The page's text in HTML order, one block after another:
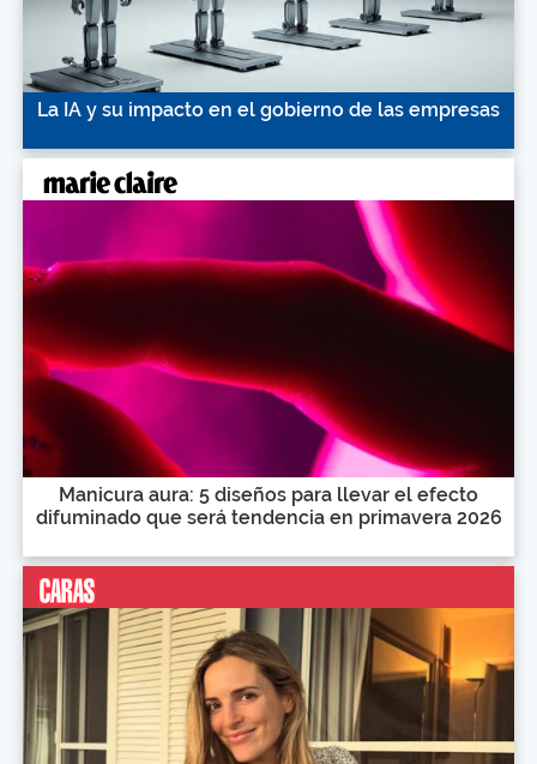
La IA y su impacto en el gobierno de las empresas
Manicura aura: 5 diseños para llevar el efecto
difuminado que será tendencia en primavera 2026